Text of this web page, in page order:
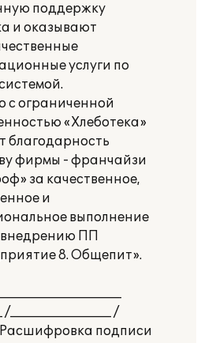
поддержку
и оказывают
услуги по
с ограниченной
«Хлеботека»
благодарность
фирмы - франчайзи
за качественное,
и
выполнение
внедрению ПП
8. Общепит».
/________________ /
подписи